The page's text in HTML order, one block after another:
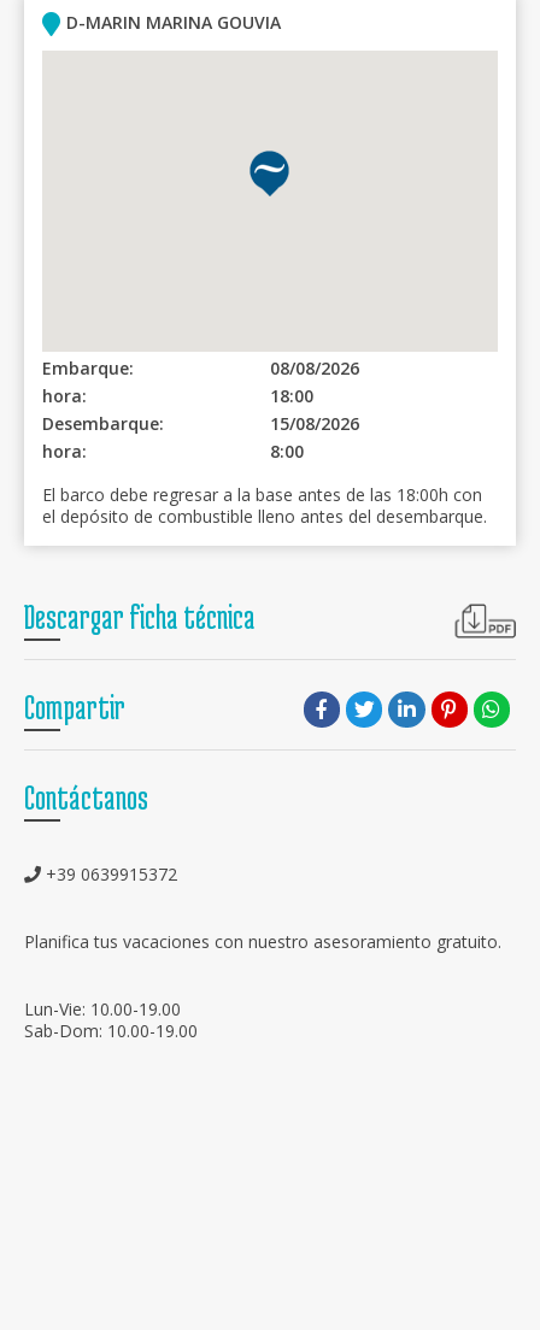
D-MARIN MARINA GOUVIA
Embarque:
08/08/2026
hora:
18:00
Desembarque:
15/08/2026
hora:
8:00
El barco debe regresar a la base antes de las 18:00h con
el depósito de combustible lleno antes del desembarque.
Descargar ficha técnica
Compartir
Contáctanos
+39 0639915372
Planifica tus vacaciones con nuestro asesoramiento gratuito.
Lun-Vie: 10.00-19.00
Sab-Dom: 10.00-19.00